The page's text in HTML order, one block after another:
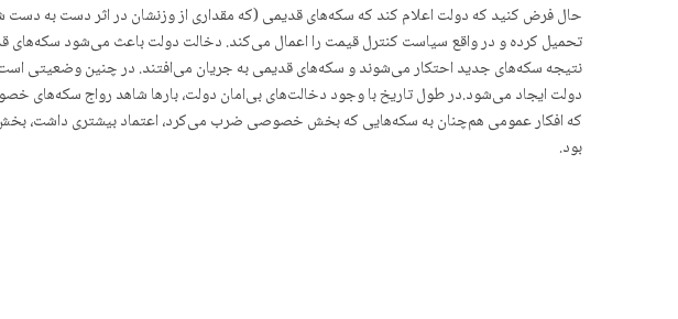
حال فرض کنید که دولت اعلام کند که سکه‌های قدیمی (که مقداری از وزنشان در اثر دست به دست
تحمیل کرده و در واقع سیاست کنترل قیمت را اعمال می‌کند. دخالت دولت باعث می‌شود
نتیجه سکه‌های جدید احتکار می‌شوند و سکه‌های قدیمی به جریان می‌افتند. در چنین وضعیتی است
دولت ایجاد می‌شود.در طول تاریخ با وجود دخالت‌های بی‌امان دولت، بارها شاهد رواج
بود.